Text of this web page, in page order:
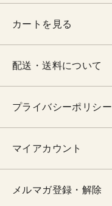
カートを見る
配送・送料について
プライバシーポリシー
マイアカウント
メルマガ登録・解除